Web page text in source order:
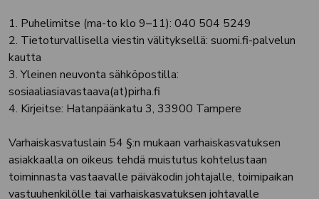
1. Puhelimitse (ma-to klo 9–11): 040 504 5249
2. Tietoturvallisella viestin välityksellä: suomi.fi-palvelun
kautta
3. Yleinen neuvonta sähköpostilla:
sosiaaliasiavastaava(at)pirha.fi
4. Kirjeitse: Hatanpäänkatu 3, 33900 Tampere
Varhaiskasvatuslain 54 §:n mukaan varhaiskasvatuksen
asiakkaalla on oikeus tehdä muistutus kohtelustaan
toiminnasta vastaavalle päiväkodin johtajalle, toimipaikan
vastuuhenkilölle tai varhaiskasvatuksen johtavalle